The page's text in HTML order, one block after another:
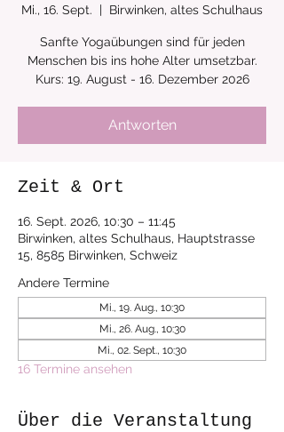
Mi., 16. Sept.
  |
Birwinken, altes Schulhaus
Sanfte Yogaübungen sind für jeden
Menschen bis ins hohe Alter umsetzbar.
Kurs: 19. August - 16. Dezember 2026
Antworten
Zeit & Ort
16. Sept. 2026, 10:30 – 11:45
Birwinken, altes Schulhaus, Hauptstrasse
15, 8585 Birwinken, Schweiz
Andere Termine
Mi., 19. Aug., 10:30
Mi., 26. Aug., 10:30
Mi., 02. Sept., 10:30
16 Termine ansehen
Über die Veranstaltung